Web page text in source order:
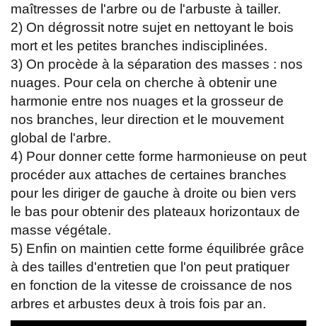
maîtresses de l'arbre ou de l'arbuste à tailler.
2) On dégrossit notre sujet en nettoyant le bois
mort et les petites branches indisciplinées.
3) On procède à la séparation des masses : nos
nuages. Pour cela on cherche à obtenir une
harmonie entre nos nuages et la grosseur de
nos branches, leur direction et le mouvement
global de l'arbre.
4) Pour donner cette forme harmonieuse on peut
procéder aux attaches de certaines branches
pour les diriger de gauche à droite ou bien vers
le bas pour obtenir des plateaux horizontaux de
masse végétale.
5) Enfin on maintien cette forme équilibrée grâce
à des tailles d'entretien que l'on peut pratiquer
en fonction de la vitesse de croissance de nos
arbres et arbustes deux à trois fois par an.